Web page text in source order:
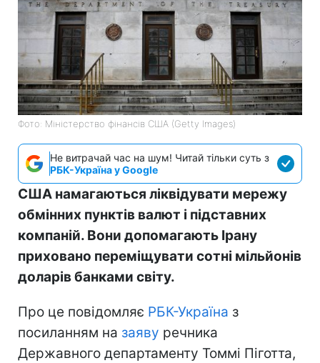
Фото: Міністерство фінансів СШA (Getty Images)
Не витрачай час на шум! Читай тільки суть з
РБК-Україна у Google
США намагаються ліквідувати мережу
обмінних пунктів валют і підставних
компаній. Вони допомагають Ірану
приховано переміщувати сотні мільйонів
доларів банками світу.
Про це повідомляє РБК-Україна з
посиланням на заяву речника
Державного департаменту Томмі Піготта,